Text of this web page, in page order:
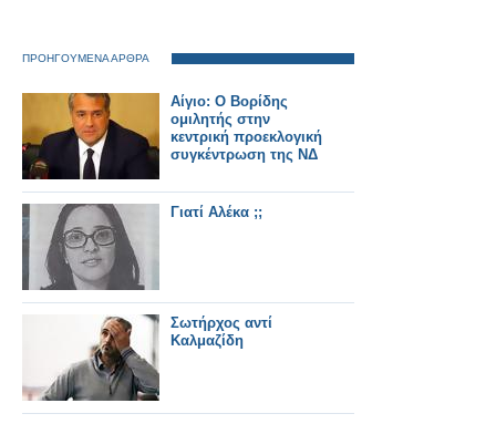
ΠΡΟΗΓΟΥΜΕΝΑ ΑΡΘΡΑ
Αίγιο: Ο Βορίδης
ομιλητής στην
κεντρική προεκλογική
συγκέντρωση της ΝΔ
Γιατί Αλέκα ;;
Σωτήρχος αντί
Καλμαζίδη